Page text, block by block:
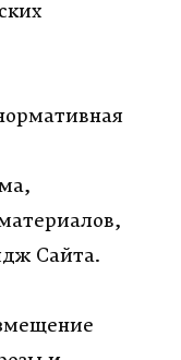
Сайта.